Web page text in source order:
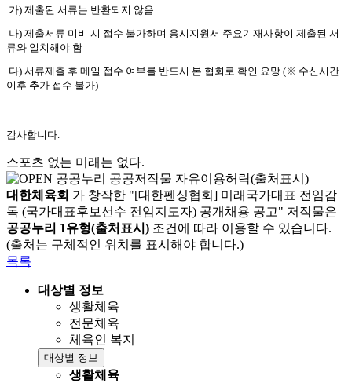
가) 제출된 서류는 반환되지 않음
나) 제출서류 미비 시 접수 불가하며 응시지원서 주요기재사항이 제출된 서
류와 일치해야 함
다) 서류제출 후 메일 접수 여부를 반드시 본 협회로 확인 요망 (※ 수신시간
이후 추가 접수 불가)
감사합니다
스포츠 없는 미래는 없다.
대한체육회 가 창작한 "[대한펜싱협회] 미래국가대표 전임감
독 (국가대표후보선수 전임지도자) 공개채용 공고" 저작물은
공공누리 1유형(출처표시) 조건에 따라 이용할 수 있습니다.
(출처는 구체적인 위치를 표시해야 합니다.)
목록
대상별 정보
생활체육
전문체육
체육인 복지
대상별 정보
생활체육